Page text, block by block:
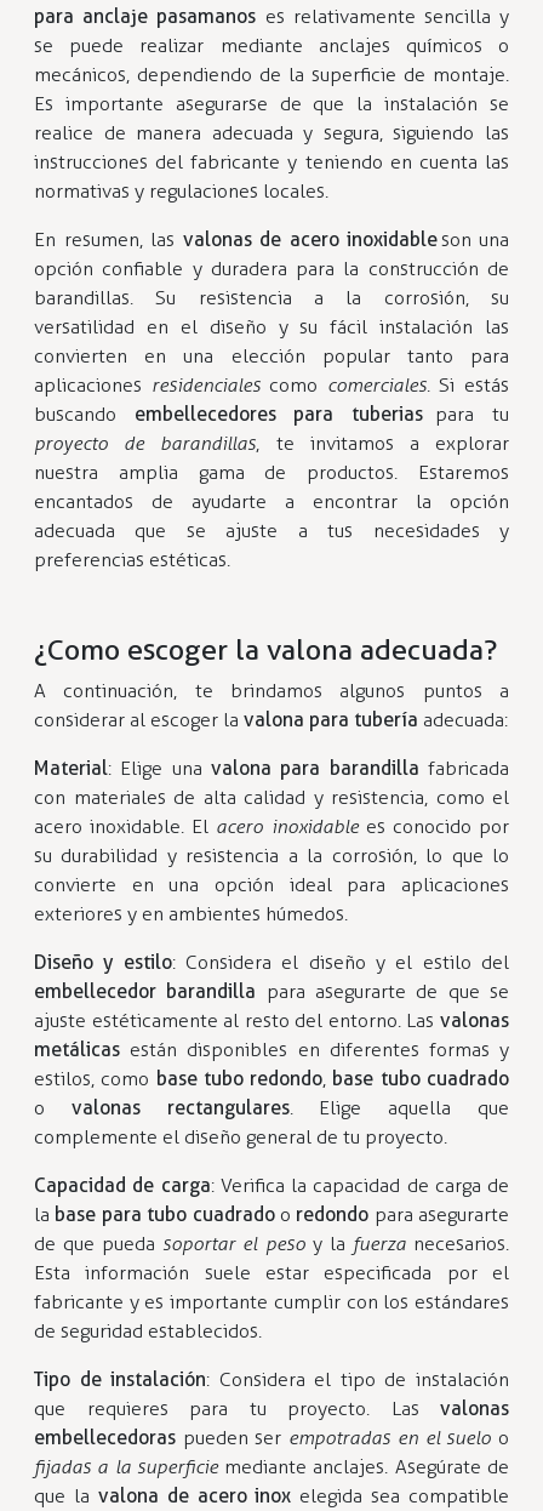
para anclaje pasamanos es relativamente sencilla y
se puede realizar mediante anclajes químicos o
mecánicos, dependiendo de la superficie de montaje.
Es importante asegurarse de que la instalación se
realice de manera adecuada y segura, siguiendo las
instrucciones del fabricante y teniendo en cuenta las
normativas y regulaciones locales.
En resumen, las valonas de acero inoxidableson una
opción confiable y duradera para la construcción de
barandillas. Su resistencia a la corrosión, su
versatilidad en el diseño y su fácil instalación las
convierten en una elección popular tanto para
aplicaciones residencialescomo comerciales. Si estás
buscando embellecedores para tuberias para tu
proyecto de barandillas, te invitamos a explorar
nuestra amplia gama de productos. Estaremos
encantados de ayudarte a encontrar la opción
adecuada que se ajuste a tus necesidades y
preferencias estéticas.
¿Como escoger la valona adecuada?
A continuación, te brindamos algunos puntos a
considerar al escoger la valona para tubería adecuada:
Material: Elige una valona para barandilla fabricada
con materiales de alta calidad y resistencia, como el
acero inoxidable. El acero inoxidablees conocido por
su durabilidad y resistencia a la corrosión, lo que lo
convierte en una opción ideal para aplicaciones
exteriores y en ambientes húmedos.
Diseño y estilo: Considera el diseño y el estilo del
embellecedor barandilla para asegurarte de que se
ajuste estéticamente al resto del entorno. Las valonas
metálicas están disponibles en diferentes formas y
estilos, como base tubo redondo, base tubo cuadrado
o valonas rectangulares. Elige aquella que
complemente el diseño general de tu proyecto.
Capacidad de carga: Verifica la capacidad de carga de
la base para tubo cuadradoo redondo para asegurarte
de que pueda soportar el pesoy la fuerzanecesarios.
Esta información suele estar especificada por el
fabricante y es importante cumplir con los estándares
de seguridad establecidos.
Tipo de instalación: Considera el tipo de instalación
que requieres para tu proyecto. Las valonas
embellecedoras pueden ser empotradas en el suelo o
fijadas a la superficiemediante anclajes. Asegúrate de
que la valona de acero inox elegida sea compatible